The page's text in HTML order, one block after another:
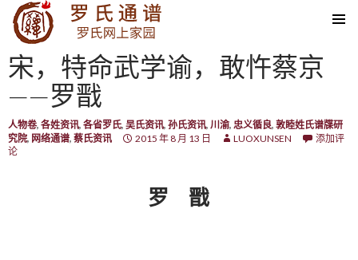
SKIP TO CONTENT
宋，特命武学谕，敢忤蔡京
——罗戬
人物卷, 各姓资讯, 各省罗氏, 吴氏资讯, 孙氏资讯, 川渝, 忠义循良, 敦睦姓氏谱牒研
究院, 网络通谱, 蔡氏资讯 2015 年 8 月 13 日 LUOXUNSEN
添加评
论
罗 戬